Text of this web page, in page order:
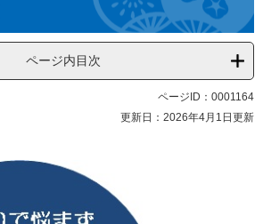
ページ内目次
ページID：0001164
更新日：2026年4月1日更新